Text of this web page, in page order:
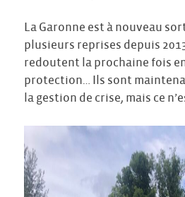
La Garonne est à nouveau
plusieurs reprises depuis
redoutent la prochaine fois en
protection… Ils sont
la gestion de crise, mais ce